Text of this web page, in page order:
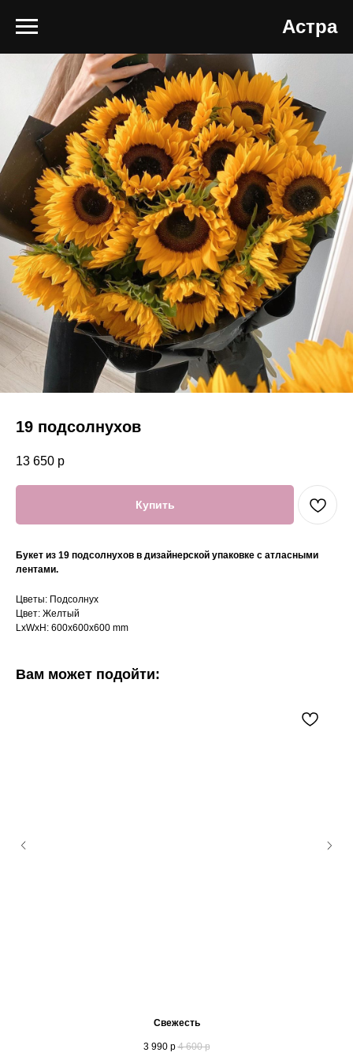
Астра
19 подсолнухов
13 650 р
Купить
Букет из 19 подсолнухов в дизайнерской упаковке с атласными
лентами.
Цветы: Подсолнух
Цвет: Желтый
LxWxH: 600x600x600 mm
Вам может подойти:
Свежесть
3 990 р 4 600 р